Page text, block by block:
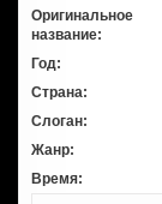
Оригинальное
название:
Год:
Страна:
Слоган:
Жанр:
Время: